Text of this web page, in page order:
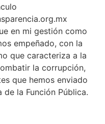
en mi gestión como
empeñado, con la
que caracteriza a la
la corrupción,
que hemos enviado
la Función Pública.